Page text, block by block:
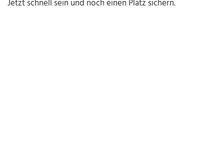
Jetzt schnell sein und noch einen Platz sichern.